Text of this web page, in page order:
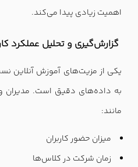
اهمیت زیادی پیدا می‌کند.
گزارش‌گیری و تحلیل عملکرد
یکی از مزیت‌های آموزش آنلاین
به داده‌های دقیق است. مدیران و
مانند:
میزان حضور کاربران
زمان شرکت در کلاس‌ها